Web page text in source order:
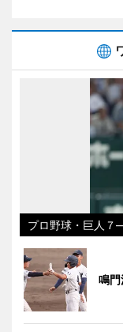
プロ野球・巨人７
鳴